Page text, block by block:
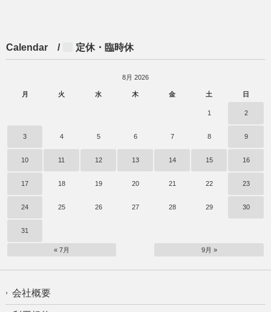
Calendar / 定休・臨時休
8月 2026
月 火 水 木 金 土 日
1 2
3 4 5 6 7 8 9
10 11 12 13 14 15 16
17 18 19 20 21 22 23
24 25 26 27 28 29 30
31
« 7月 9月 »
会社概要